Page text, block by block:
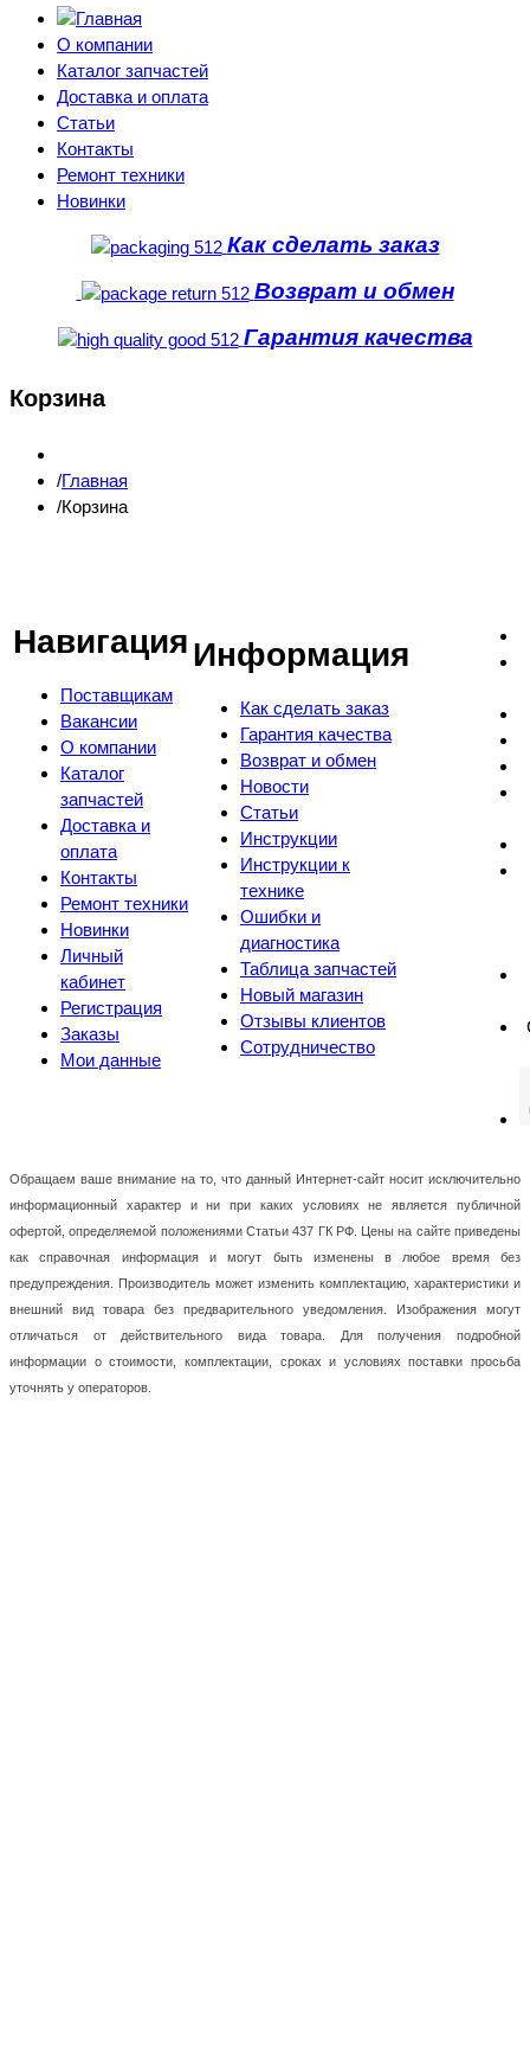
О компании
Каталог запчастей
Доставка и оплата
Статьи
Контакты
Ремонт техники
Новинки
Как сделать заказ
Возврат и обмен
Гарантия качества
Корзина
Главная
Корзина
Навигация
Поставщикам
Вакансии
О компании
Каталог
запчастей
Доставка и
оплата
Контакты
Ремонт техники
Новинки
Личный
кабинет
Регистрация
Заказы
Мои данные
Информация
Как сделать заказ
Гарантия качества
Возврат и обмен
Новости
Статьи
Инструкции
Инструкции к
технике
Ошибки и
диагностика
Таблица запчастей
Новый магазин
Отзывы клиентов
Сотрудничество
Обращаем ваше внимание на то, что данный Интернет-сайт носит исключительно
информационный характер и ни при каких условиях не является публичной
офертой, определяемой положениями Статьи 437 ГК РФ. Цены на сайте приведены
как справочная информация и могут быть изменены в любое время без
предупреждения. Производитель может изменить комплектацию, характеристики и
внешний вид товара без предварительного уведомления. Изображения могут
отличаться от действительного вида товара. Для получения подробной
информации о стоимости, комплектации, сроках и условиях поставки просьба
уточнять у операторов.